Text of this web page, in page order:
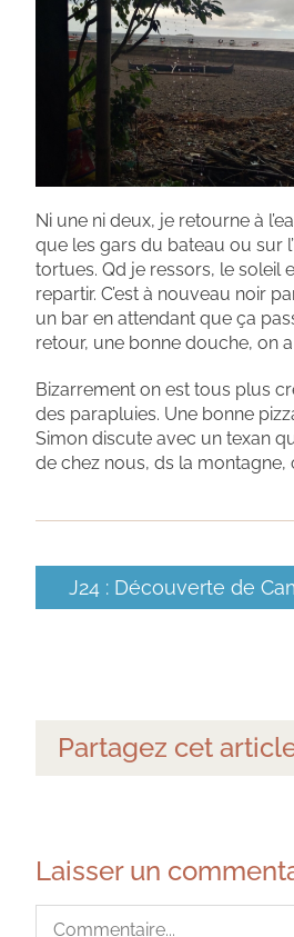
Ni une ni deux, je retourne à
que les gars du bateau ou sur
tortues. Qd je ressors, le soleil
repartir. C’est à nouveau noir
un bar en attendant que ça
retour, une bonne douche, on
Bizarrement on est tous plus
des parapluies. Une bonne
Simon discute avec un texan
de chez nous, ds la montagne,
J24 : Découverte de
Partagez cet
Laisser un